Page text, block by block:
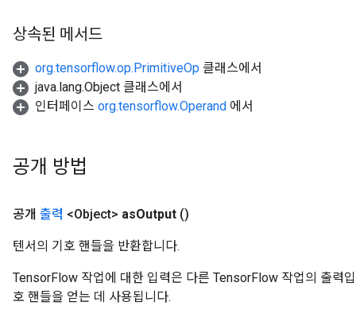
상속된 메서드
org.tensorflow.op.PrimitiveOp 클래스에서
java.lang.Object 클래스에서
인터페이스 org.tensorflow.Operand 에서
공개 방법
공개 출력 <Object> asOutput ()
텐서의 기호 핸들을 반환합니다.
TensorFlow 작업에 대한 입력은 다른 TensorFlow 작업의 출력
호 핸들을 얻는 데 사용됩니다.